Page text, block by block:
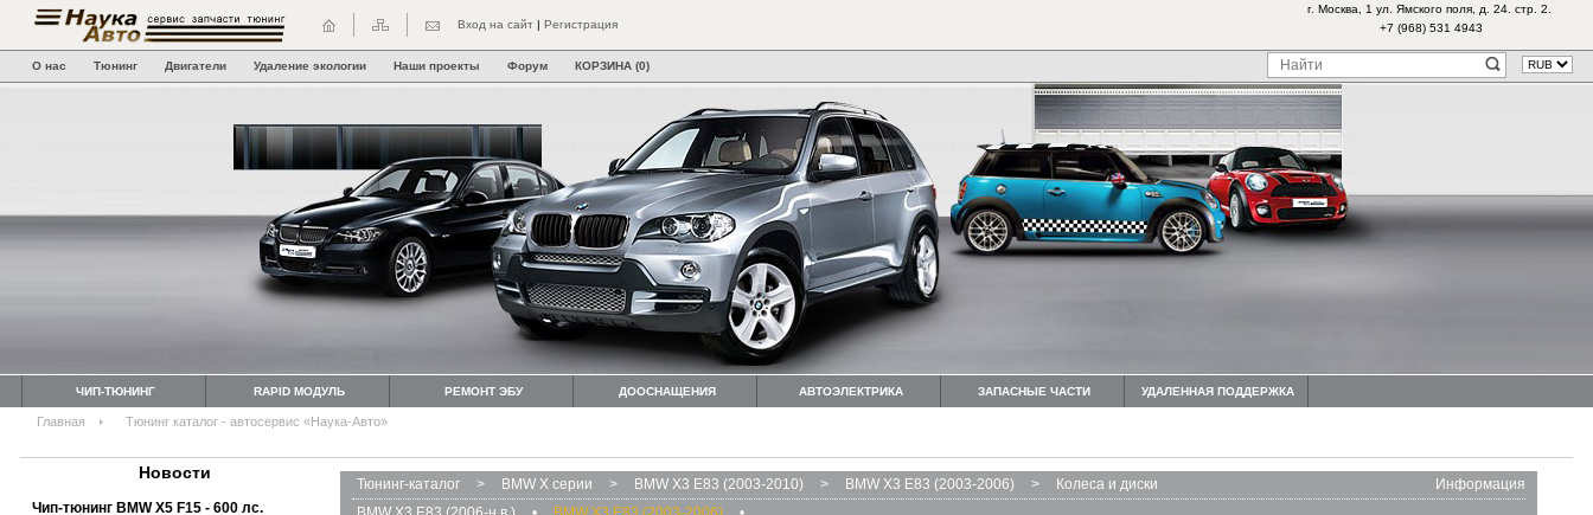
Вход на сайт | Регистрация
г. Москва, 1 ул. Ямского поля, д. 24. стр. 2.
+7 (968) 531 4943
О нас Тюнинг Двигатели Удаление экологии Наши проекты Форум КОРЗИНА (0)
ЧИП-ТЮНИНГ RAPID МОДУЛЬ РЕМОНТ ЭБУ ДООСНАЩЕНИЯ АВТОЭЛЕКТРИКА ЗАПАСНЫЕ ЧАСТИ УДАЛЕННАЯ ПОДДЕРЖКА
Главная Тюнинг каталог - автосервис «Наука-Авто»
Новости
Чип-тюнинг BMW Х5 F15 - 600 лс.
Информация
Тюнинг-каталог > BMW X серии > BMW X3 E83 (2003-2010) > BMW X3 E83 (2003-2006) >
Колеса и диски